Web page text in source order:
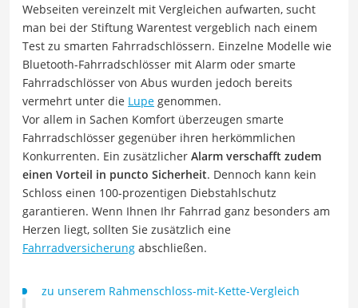
Webseiten vereinzelt mit Vergleichen aufwarten, sucht
man bei der Stiftung Warentest vergeblich nach einem
Test zu smarten Fahrradschlössern. Einzelne Modelle wie
Bluetooth-Fahrradschlösser mit Alarm oder smarte
Fahrradschlösser von Abus wurden jedoch bereits
vermehrt unter die Lupe genommen.
Vor allem in Sachen Komfort überzeugen smarte
Fahrradschlösser gegenüber ihren herkömmlichen
Konkurrenten. Ein zusätzlicher Alarm verschafft zudem
einen Vorteil in puncto Sicherheit. Dennoch kann kein
Schloss einen 100-prozentigen Diebstahlschutz
garantieren. Wenn Ihnen Ihr Fahrrad ganz besonders am
Herzen liegt, sollten Sie zusätzlich eine
Fahrradversicherung abschließen.
zu unserem Rahmenschloss-mit-Kette-Vergleich